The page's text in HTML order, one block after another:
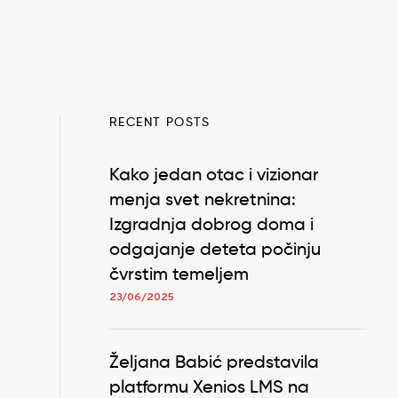
RECENT POSTS
Kako jedan otac i vizionar
menja svet nekretnina:
Izgradnja dobrog doma i
odgajanje deteta počinju
čvrstim temeljem
23/06/2025
Željana Babić predstavila
platformu Xenios LMS na